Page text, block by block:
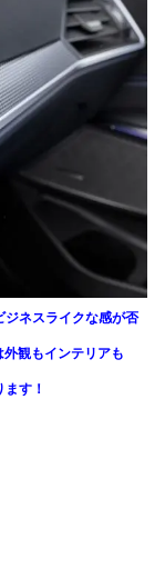
ジネスライクな感が否
観もインテリアも
す！